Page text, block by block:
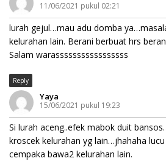
11/06/2021 pukul 02:21
lurah gejul…mau adu domba
kelurahan lain. Berani berbuat hrs
Salam warasssssssssssssssss
Reply
Yaya
15/06/2021 pukul 19:23
Si lurah aceng..efek mabok duit
kroscek kelurahan yg lain…jhahaha
cempaka bawa2 kelurahan lain.